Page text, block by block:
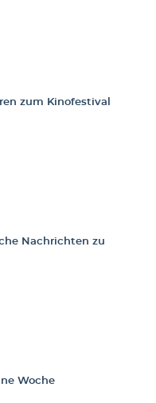
zum Kinofestival
Nachrichten zu
Woche